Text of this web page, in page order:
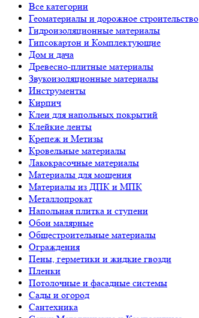
Все категории
Геоматериалы и дорожное строительство
Гидроизоляционные материалы
Гипсокартон и Комплектующие
Дом и дача
Древесно-плитные материалы
Звукоизоляционные материалы
Инструменты
Кирпич
Клеи для напольных покрытий
Клейкие ленты
Крепеж и Метизы
Кровельные материалы
Лакокрасочные материалы
Материалы для мощения
Материалы из ДПК и МПК
Металлопрокат
Напольная плитка и ступени
Обои малярные
Общестроительные материалы
Ограждения
Пены, герметики и жидкие гвозди
Пленки
Потолочные и фасадные системы
Сады и огород
Сантехника